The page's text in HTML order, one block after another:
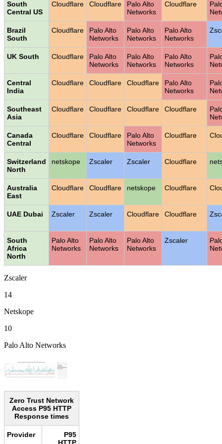
South
Central US
Cloudflare Cloudflare
Palo Alto
Networks
Cloudflare
Brazil
South
Cloudflare
Palo Alto
Networks
Palo Alto
Networks
Palo Alto
Networks
UK South Cloudflare
Palo Alto
Networks
Palo Alto
Networks
Palo Alto
Networks
Central
India
Cloudflare Cloudflare Cloudflare
Palo Alto
Networks
Southeast
Asia
Cloudflare Cloudflare Cloudflare Cloudflare
Canada
Central
Cloudflare Cloudflare
Palo Alto
Networks
Cloudflare
Switzerland
North
netskope Zscaler Zscaler Cloudflare
Australia
East
Cloudflare Cloudflare netskope Cloudflare
UAE Dubai Zscaler Zscaler Cloudflare Cloudflare
South
Africa
North
Palo Alto
Networks
Palo Alto
Networks
Palo Alto
Networks
Zscaler
Zscaler
14
Netskope
10
Palo Alto Networks
Zero Trust Network
Access P95 HTTP
Response times
Provider
P95